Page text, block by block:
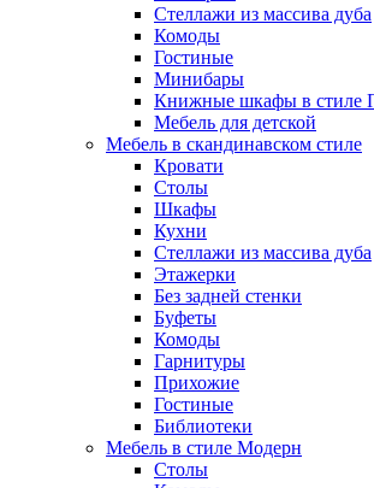
Стеллажи из массива дуба
Комоды
Гостиные
Минибары
Книжные шкафы в стиле
Мебель для детской
Мебель в скандинавском стиле
Кровати
Столы
Шкафы
Кухни
Стеллажи из массива дуба
Этажерки
Без задней стенки
Буфеты
Комоды
Гарнитуры
Прихожие
Гостиные
Библиотеки
Мебель в стиле Модерн
Столы